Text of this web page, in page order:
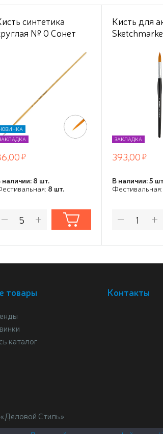
синтетика
№ 0 Сонет
наличии: 8 шт.
8 шт.
Кисть для
круглая
короткая №8
ЗАКЛАДКА
393,00
В наличии: 5
Фестивальная:
товары
каталог
Контакты
Стиль»